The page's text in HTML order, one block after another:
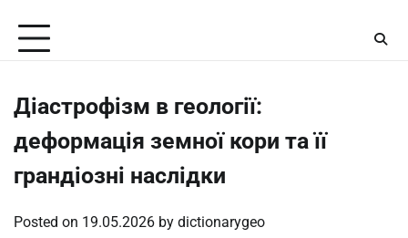
content
Діастрофізм в геології:
деформація земної кори та її
грандіозні наслідки
Posted on 19.05.2026 by dictionarygeo